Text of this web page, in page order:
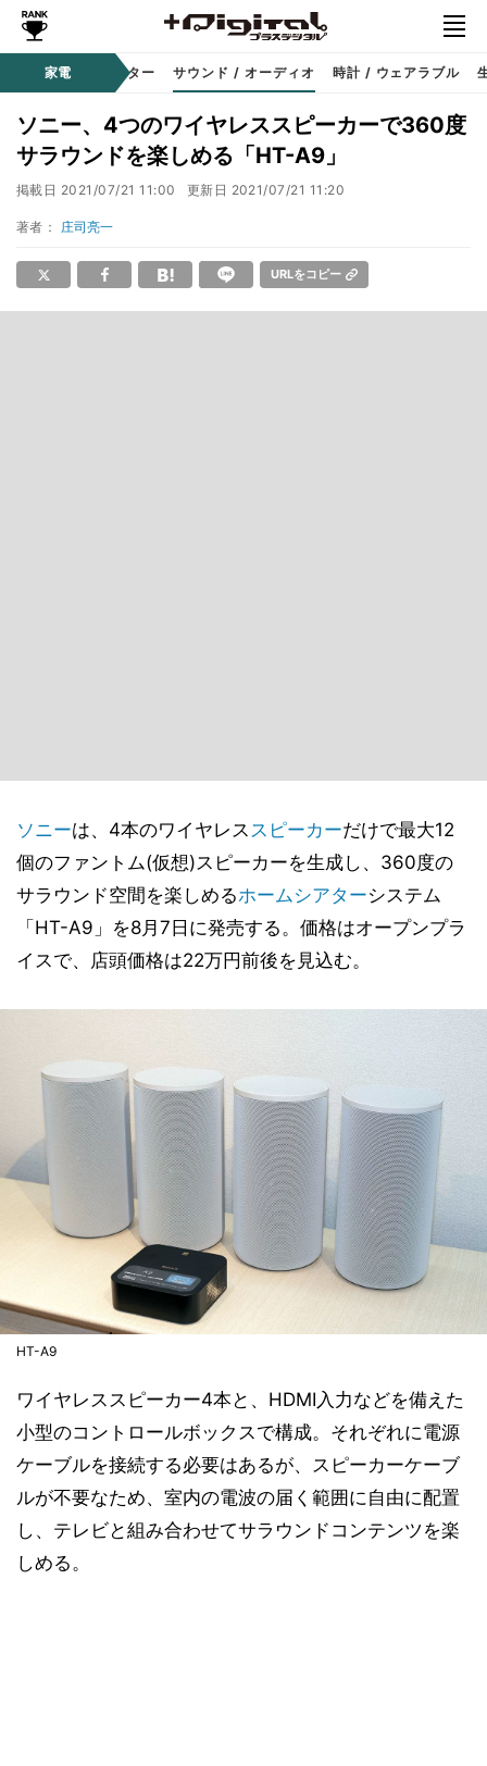
家電プロジェクター サウンド / オーディオ 時計 / ウェアラブル
ソニー、4つのワイヤレススピーカーで360度
サラウンドを楽しめる「HT-A9」
掲載日 2021/07/21 11:00 更新日 2021/07/21 11:20
著者： 庄司亮一
URLをコピー
ソニーは、4本のワイヤレススピーカーだけで最大12
個のファントム(仮想)スピーカーを生成し、360度の
サラウンド空間を楽しめるホームシアターシステム
「HT-A9」を8月7日に発売する。価格はオープンプラ
イスで、店頭価格は22万円前後を見込む。
HT-A9
ワイヤレススピーカー4本と、HDMI入力などを備えた
小型のコントロールボックスで構成。それぞれに電源
ケーブルを接続する必要はあるが、スピーカーケーブ
ルが不要なため、室内の電波の届く範囲に自由に配置
し、テレビと組み合わせてサラウンドコンテンツを楽
しめる。